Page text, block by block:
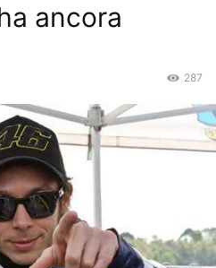
ancora
287